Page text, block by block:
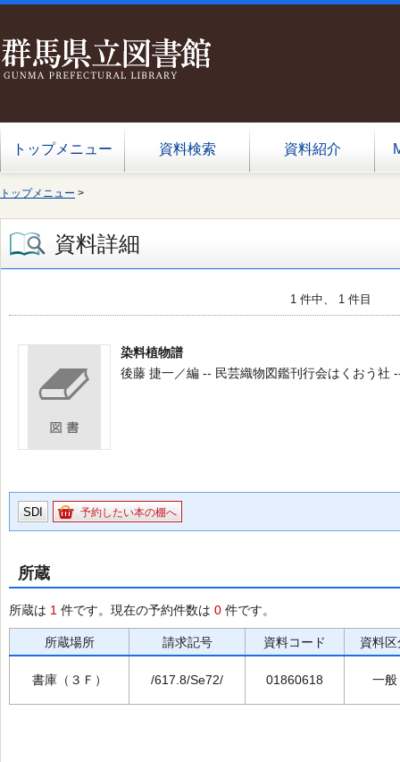
トップメニュー 資料検索 資料紹介
トップメニュー >
資料詳細
1 件中、 1 件目
染料植物譜
後藤 捷一／編 -- 民芸織物図鑑刊行会はくおう社
SDI 予約したい本の棚へ
所蔵
所蔵は 1 件です。現在の予約件数は 0 件です。
所蔵場所 請求記号 資料コード 資料区
書庫（３Ｆ） /617.8/Se72/ 01860618 一般